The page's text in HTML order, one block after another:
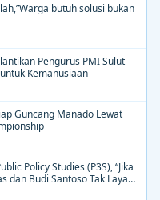
solusi bukan
Pengurus PMI Sulut
Kemanusiaan
Guncang Manado Lewat
Policy Studies (P3S), “Jika
dan Budi Santoso Tak Layak